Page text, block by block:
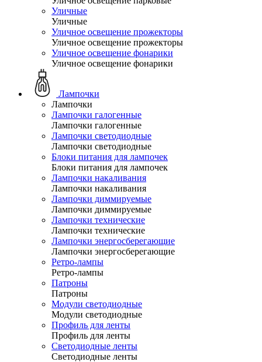
Уличные
Уличные
Уличное освещение прожекторы
Уличное освещение прожекторы
Уличное освещение фонарики
Уличное освещение фонарики
Лампочки
Лампочки
Лампочки галогенные
Лампочки галогенные
Лампочки светодиодные
Лампочки светодиодные
Блоки питания для лампочек
Блоки питания для лампочек
Лампочки накаливания
Лампочки накаливания
Лампочки диммируемые
Лампочки диммируемые
Лампочки технические
Лампочки технические
Лампочки энергосберегающие
Лампочки энергосберегающие
Ретро-лампы
Ретро-лампы
Патроны
Патроны
Модули светодиодные
Модули светодиодные
Профиль для ленты
Профиль для ленты
Светодиодные ленты
Светодиодные ленты